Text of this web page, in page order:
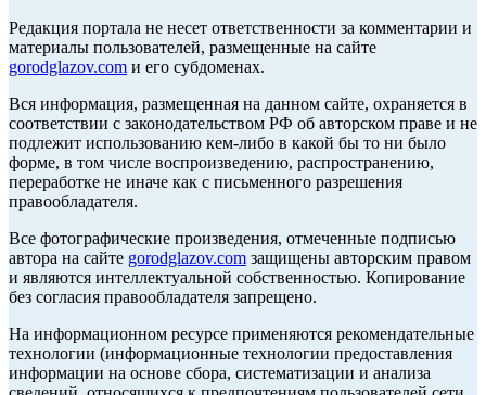
Редакция портала не несет ответственности за комментарии и
материалы пользователей, размещенные на сайте
gorodglazov.com и его субдоменах.
Вся информация, размещенная на данном сайте, охраняется в
соответствии с законодательством РФ об авторском праве и не
подлежит использованию кем-либо в какой бы то ни было
форме, в том числе воспроизведению, распространению,
переработке не иначе как с письменного разрешения
правообладателя.
Все фотографические произведения, отмеченные подписью
автора на сайте gorodglazov.com защищены авторским правом
и являются интеллектуальной собственностью. Копирование
без согласия правообладателя запрещено.
На информационном ресурсе применяются рекомендательные
технологии (информационные технологии предоставления
информации на основе сбора, систематизации и анализа